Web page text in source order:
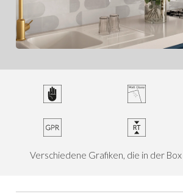
Verschiedene Grafiken, die in der